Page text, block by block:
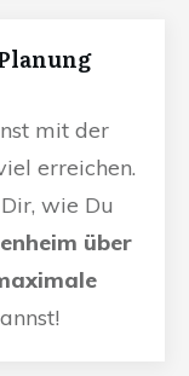
mit der
erreichen.
wie Du
über